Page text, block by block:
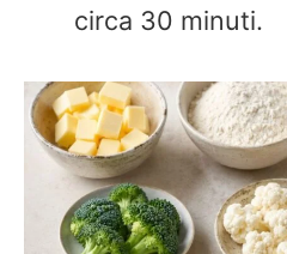
circa 30 minuti.